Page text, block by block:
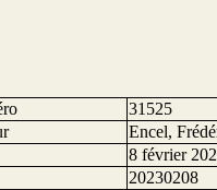
31525
Encel,
8 février
20230208